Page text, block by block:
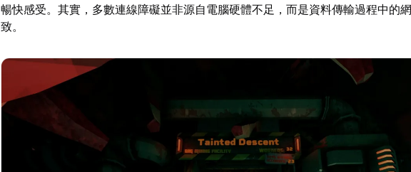
暢快感受。其實，多數連線障礙並非源自電腦硬體不足，而是資料傳輸過程中的
致。